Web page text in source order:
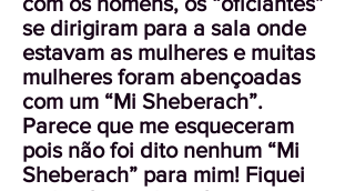
se dirigiram para a sala onde
estavam as mulheres e muitas
mulheres foram abençoadas
com um “Mi Sheberach”.
Parece que me esqueceram
pois não foi dito nenhum “Mi
Sheberach” para mim! Fiquei